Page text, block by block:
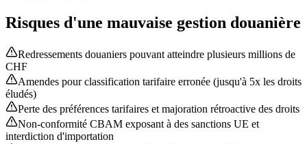
Risques d'une mauvaise gestion douanière
Redressements douaniers pouvant atteindre plusieurs millions de
CHF
Amendes pour classification tarifaire erronée (jusqu'à 5x les droits
éludés)
Perte des préférences tarifaires et majoration rétroactive des droits
Non-conformité CBAM exposant à des sanctions UE et
interdiction d'importation